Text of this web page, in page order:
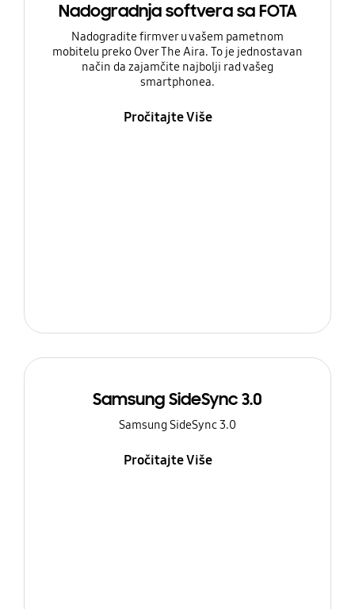
Nadogradnja softvera sa FOTA
Nadogradite firmver u vašem pametnom
mobitelu preko Over The Aira. To je jednostavan
način da zajamčite najbolji rad vašeg
smartphonea.
Pročitajte Više
Samsung SideSync 3.0
Samsung SideSync 3.0
Pročitajte Više